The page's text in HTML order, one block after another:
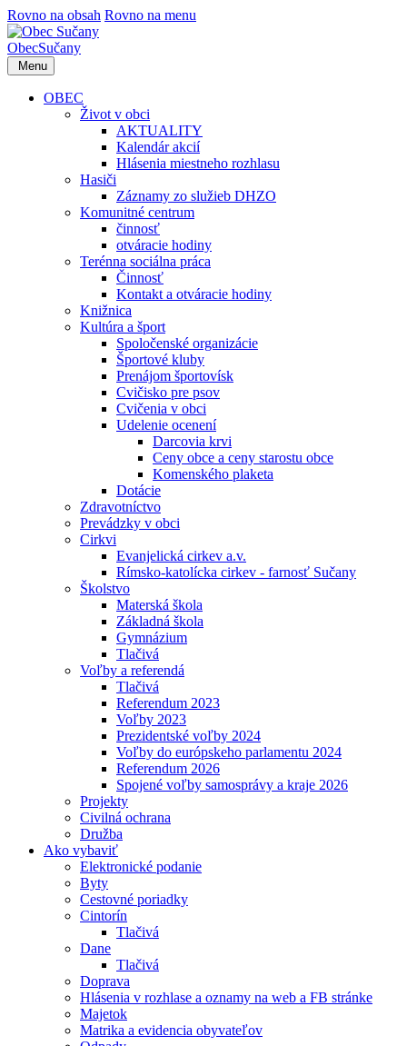
Rovno na obsah Rovno na menu
ObecSučany
Menu
OBEC
Život v obci
AKTUALITY
Kalendár akcií
Hlásenia miestneho rozhlasu
Hasiči
Záznamy zo služieb DHZO
Komunitné centrum
činnosť
otváracie hodiny
Terénna sociálna práca
Činnosť
Kontakt a otváracie hodiny
Knižnica
Kultúra a šport
Spoločenské organizácie
Športové kluby
Prenájom športovísk
Cvičisko pre psov
Cvičenia v obci
Udelenie ocenení
Darcovia krvi
Ceny obce a ceny starostu obce
Komenského plaketa
Dotácie
Zdravotníctvo
Prevádzky v obci
Cirkvi
Evanjelická cirkev a.v.
Rímsko-katolícka cirkev - farnosť Sučany
Školstvo
Materská škola
Základná škola
Gymnázium
Tlačivá
Voľby a referendá
Tlačivá
Referendum 2023
Voľby 2023
Prezidentské voľby 2024
Voľby do európskeho parlamentu 2024
Referendum 2026
Spojené voľby samosprávy a kraje 2026
Projekty
Civilná ochrana
Družba
Ako vybaviť
Elektronické podanie
Byty
Cestovné poriadky
Cintorín
Tlačivá
Dane
Tlačivá
Doprava
Hlásenia v rozhlase a oznamy na web a FB stránke
Majetok
Matrika a evidencia obyvateľov